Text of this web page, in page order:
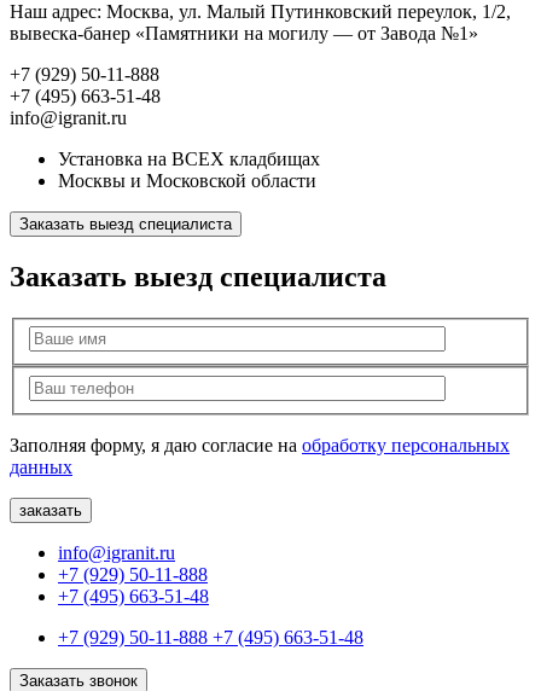
Наш адрес: Москва, ул. Малый Путинковский переулок, 1/2,
вывеска-банер «Памятники на могилу — от Завода №1»
+7 (929) 50-11-888
+7 (495) 663-51-48
info@igranit.ru
Установка на ВСЕХ кладбищах
Москвы и Московской области
Заказать выезд специалиста
Заказать выезд специалиста
Заполняя форму, я даю согласие на обработку персональных
данных
info@igranit.ru
+7 (929) 50-11-888
+7 (495) 663-51-48
+7 (929) 50-11-888 +7 (495) 663-51-48
Заказать звонок